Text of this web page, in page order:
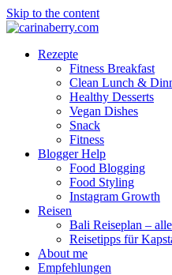
Skip to the content
Rezepte
Fitness Breakfast
Clean Lunch &
Healthy Desserts
Vegan Dishes
Snack
Fitness
Blogger Help
Food Blogging
Food Styling
Instagram Growth
Reisen
Bali Reiseplan –
Reisetipps für
About me
Empfehlungen